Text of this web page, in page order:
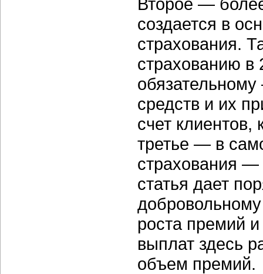
создается в
страхования.
страхованию в
средств и их
счет
третье — в
страхования —
статья дает
роста премий
выплат здесь
объем премий.